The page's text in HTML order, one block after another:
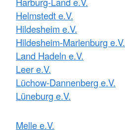
Helmstedt e.V.
Hildesheim e.V.
Hildesheim-Marienburg e.V.
Land Hadeln e.V.
Leer e.V.
Lüchow-Dannenberg e.V.
Lüneburg e.V.
Melle e.V.